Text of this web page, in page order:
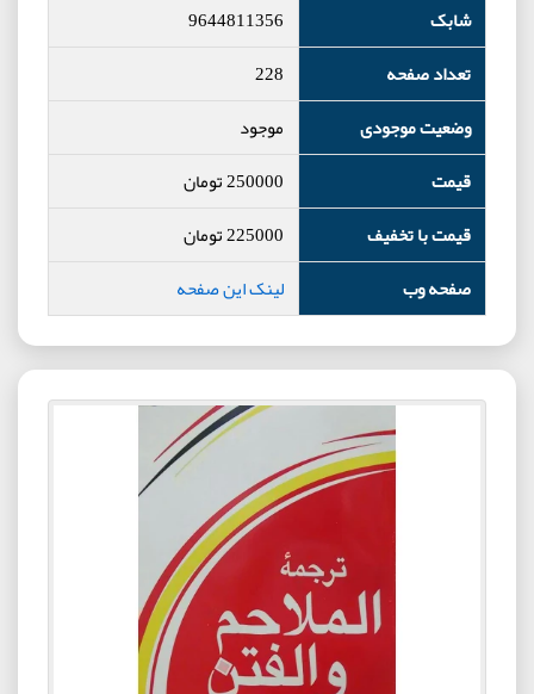
شابک
9644811356
تعداد صفحه
228
وضعیت موجودی
موجود
قیمت
250000تومان
قیمت با تخفیف
225000تومان
صفحه وب
لینک این صفحه